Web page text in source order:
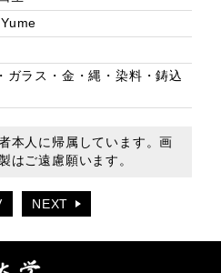
ガラス・金・縄・染料・鋳込
本人に帰属しています。画
はご遠慮願います。
NEXT